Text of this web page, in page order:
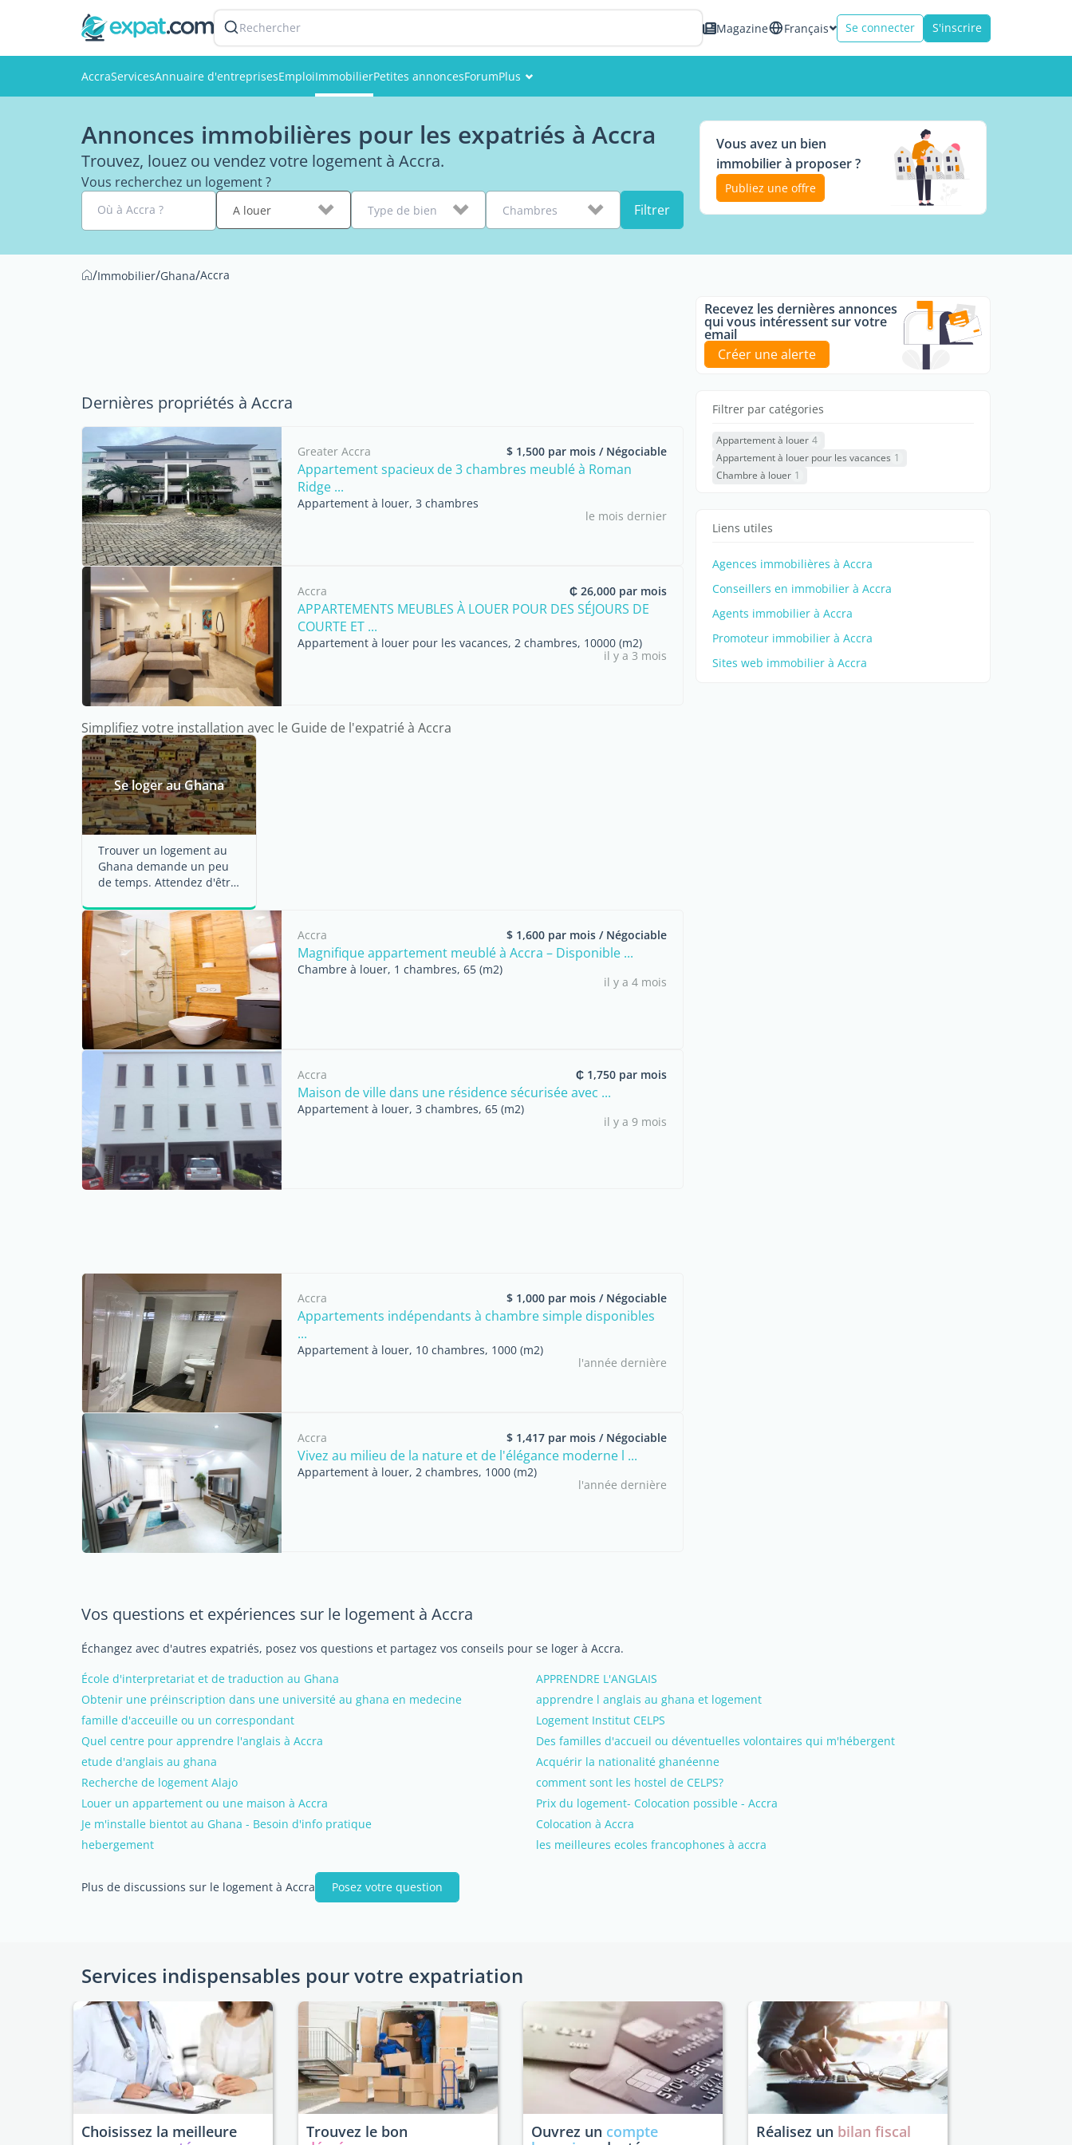
Rechercher Magazine Français Se connecter S'inscrire
AccraServicesAnnuaire d'entreprisesEmploiImmobilierPetites annoncesForumPlus
Membres
Annonces immobilières pour les expatriés à Accra
Trouvez, louez ou vendez votre logement à Accra.
Vous recherchez un logement ?
Où à Accra ? A louer Type de bien Chambres Filtrer
Vous avez un bien
immobilier à proposer ?
Publiez une offre
/Immobilier/Ghana/Accra
Dernières propriétés à Accra
Greater Accra $ 1,500 par mois / Négociable
Appartement spacieux de 3 chambres meublé à Roman
Ridge ...
Appartement à louer, 3 chambres
le mois dernier
Accra ₵ 26,000 par mois
APPARTEMENTS MEUBLES À LOUER POUR DES SÉJOURS DE
COURTE ET ...
Appartement à louer pour les vacances, 2 chambres, 10000 (m2)
il y a 3 mois
Simplifiez votre installation avec le Guide de l'expatrié à Accra
Se loger au Ghana
Trouver un logement au
Ghana demande un peu
de temps. Attendez d'être
rechercher la ...
Accra
$ 1,600 par mois / Négociable
Magnifique appartement meublé à Accra – Disponible ...
Chambre à louer, 1 chambres, 65 (m2)
il y a 4 mois
Accra ₵ 1,750 par mois
Maison de ville dans une résidence sécurisée avec ...
Appartement à louer, 3 chambres, 65 (m2)
il y a 9 mois
Accra $ 1,000 par mois / Négociable
Appartements indépendants à chambre simple disponibles
...
Appartement à louer, 10 chambres, 1000 (m2)
l'année dernière
Accra $ 1,417 par mois / Négociable
Vivez au milieu de la nature et de l'élégance moderne l ...
Appartement à louer, 2 chambres, 1000 (m2)
l'année dernière
Recevez les dernières annonces
qui vous intéressent sur votre
email
Créer une alerte
Filtrer par catégories
Appartement à louer 4
Appartement à louer pour les vacances 1
Chambre à louer 1
Liens utiles
Agences immobilières à Accra
Conseillers en immobilier à Accra
Agents immobilier à Accra
Promoteur immobilier à Accra
Sites web immobilier à Accra
Vos questions et expériences sur le logement à Accra
Échangez avec d'autres expatriés, posez vos questions et partagez vos conseils pour se loger à Accra.
École d'interpretariat et de traduction au Ghana
APPRENDRE L'ANGLAIS
Obtenir une préinscription dans une université au ghana en medecine
apprendre l anglais au ghana et logement
famille d'acceuille ou un correspondant
Logement Institut CELPS
Quel centre pour apprendre l'anglais à Accra
Des familles d'accueil ou déventuelles volontaires qui m'hébergent
etude d'anglais au ghana
Acquérir la nationalité ghanéenne
Recherche de logement Alajo
comment sont les hostel de CELPS?
Louer un appartement ou une maison à Accra
Prix du logement- Colocation possible - Accra
Je m'installe bientot au Ghana - Besoin d'info pratique
Colocation à Accra
hebergement
les meilleures ecoles francophones à accra
Plus de discussions sur le logement à Accra Posez votre question
Services indispensables pour votre expatriation
Choisissez la meilleure
Trouvez le bon
Ouvrez un compte
Réalisez un bilan fiscal